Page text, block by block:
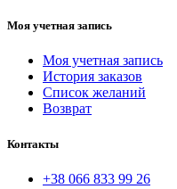
Моя учетная запись
Моя учетная запись
История заказов
Список желаний
Возврат
Контакты
+38 066 833 99 26